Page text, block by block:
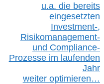
u.a. die bereits
eingesetzten
Investment-,
Risikomanagement-
und Compliance-
Prozesse im laufenden
Jahr
weiter optimieren…